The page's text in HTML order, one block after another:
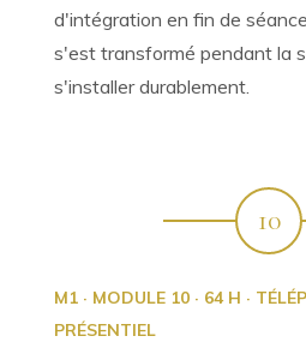
d'intégration en fin de
s'est transformé pendant la
s'installer durablement.
10
M1 · MODULE 10 · 64 H ·
PRÉSENTIEL